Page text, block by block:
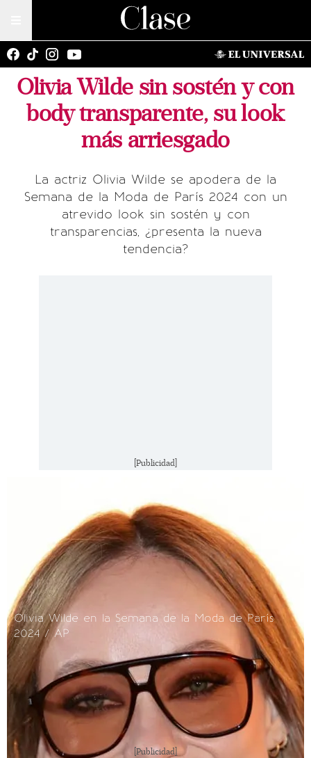
Olivia Wilde sin sostén y con
body transparente, su look
más arriesgado
La actriz Olivia Wilde se apodera de la
Semana de la Moda de París 2024 con un
atrevido look sin sostén y con
transparencias, ¿presenta la nueva
tendencia?
[Publicidad]
Olivia Wilde en la Semana de la Moda de París
2024 / AP
[Publicidad]